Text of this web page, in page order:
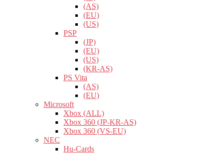
(AS)
(EU)
(US)
PSP
(JP)
(EU)
(US)
(KR-AS)
PS Vita
(AS)
(EU)
Microsoft
Xbox (ALL)
Xbox 360 (JP-KR-AS)
Xbox 360 (VS-EU)
NEC
Hu-Cards